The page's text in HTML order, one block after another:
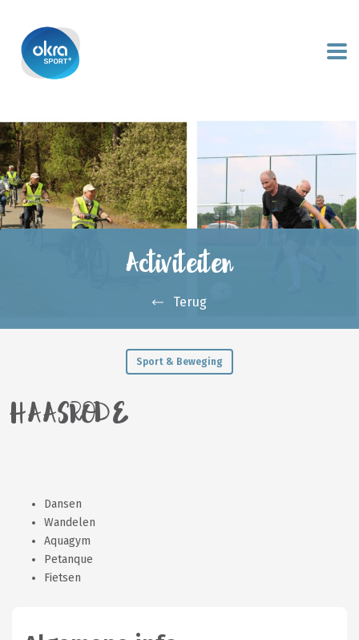
Activiteiten
Terug
Sport & Beweging
HAASRODE
Dansen
Wandelen
Aquagym
Petanque
Fietsen